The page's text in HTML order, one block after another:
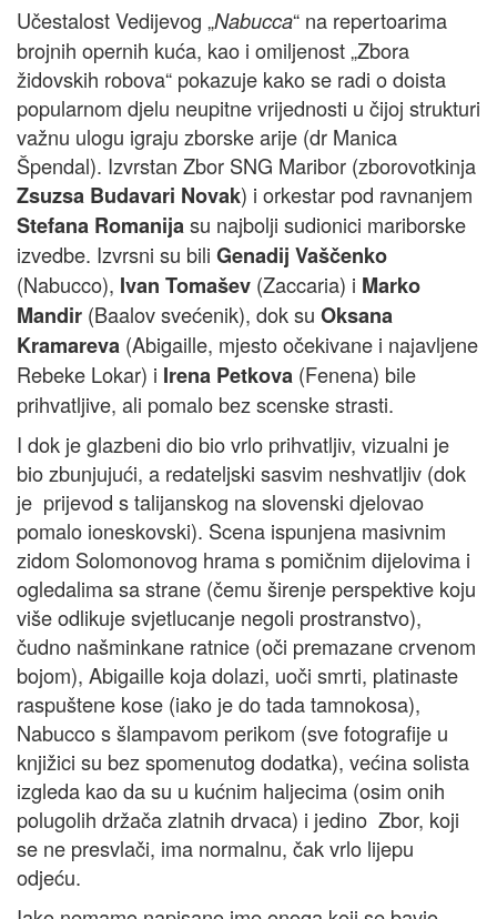
Učestalost Vedijevog „Nabucca“ na repertoarima
brojnih opernih kuća, kao i omiljenost „Zbora
židovskih robova“ pokazuje kako se radi o doista
popularnom djelu neupitne vrijednosti u čijoj strukturi
važnu ulogu igraju zborske arije (dr Manica
Špendal). Izvrstan Zbor SNG Maribor (zborovotkinja
Zsuzsa Budavari Novak) i orkestar pod ravnanjem
Stefana Romanijasu najbolji sudionici mariborske
izvedbe. Izvrsni su bili Genadij Vaščenko
(Nabucco), Ivan Tomašev (Zaccaria) i Marko
Mandir (Baalov svećenik), dok su Oksana
Kramareva (Abigaille, mjesto očekivane i najavljene
Rebeke Lokar) i Irena Petkova (Fenena) bile
prihvatljive, ali pomalo bez scenske strasti.
I dok je glazbeni dio bio vrlo prihvatljiv, vizualni je
bio zbunjujući, a redateljski sasvim neshvatljiv (dok
je prijevod s talijanskog na slovenski djelovao
pomalo ioneskovski). Scena ispunjena masivnim
zidom Solomonovog hrama s pomičnim dijelovima i
ogledalima sa strane (čemu širenje perspektive koju
više odlikuje svjetlucanje negoli prostranstvo),
čudno našminkane ratnice (oči premazane crvenom
bojom), Abigaille koja dolazi, uoči smrti, platinaste
raspuštene kose (iako je do tada tamnokosa),
Nabucco s šlampavom perikom (sve fotografije u
knjižici su bez spomenutog dodatka), većina solista
izgleda kao da su u kućnim haljecima (osim onih
polugolih držača zlatnih drvaca) i jedino Zbor, koji
se ne presvlači, ima normalnu, čak vrlo lijepu
odjeću.